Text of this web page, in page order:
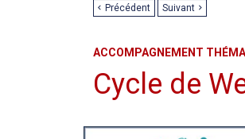
Précédent Suivant
ACCOMPAGNEMENT
Cycle de